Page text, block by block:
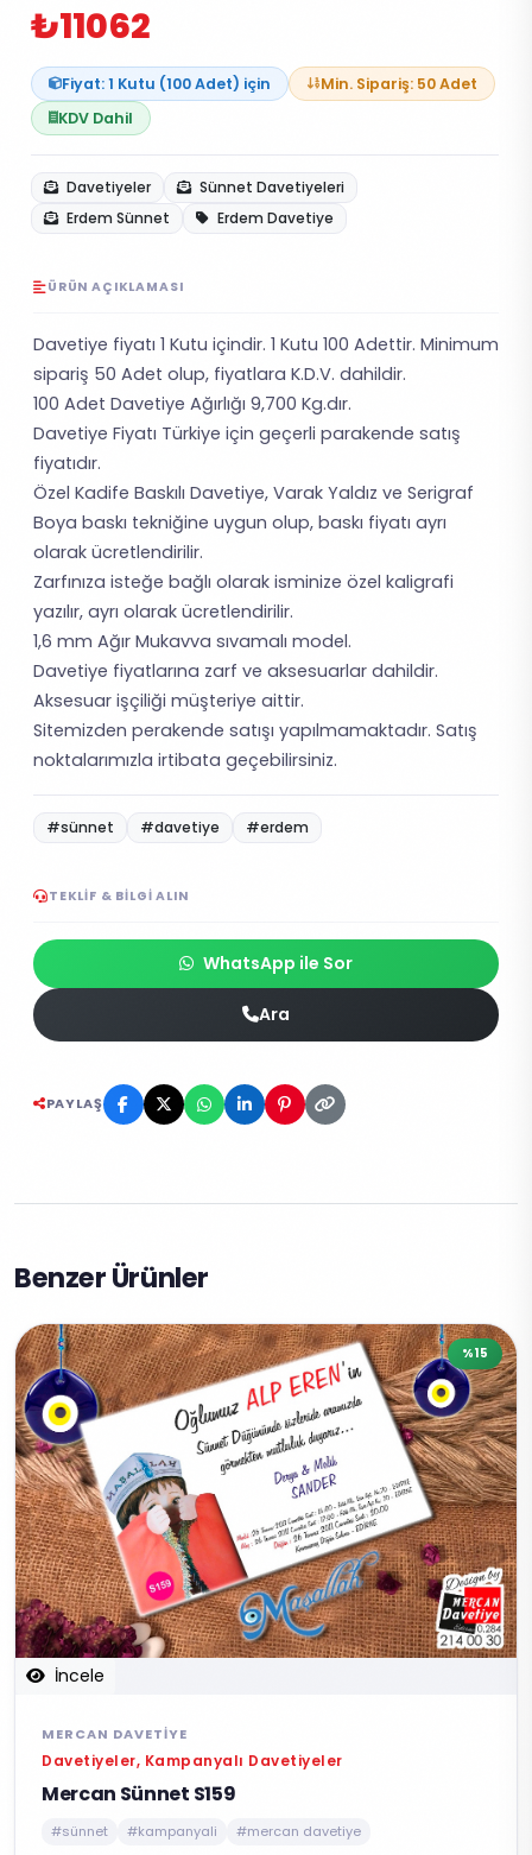
₺11062
Fiyat: 1 Kutu (100 Adet) için
Min. Sipariş: 50 Adet
KDV Dahil
Davetiyeler
Sünnet Davetiyeleri
Erdem Sünnet
Erdem Davetiye
ÜRÜN AÇIKLAMASI
Davetiye fiyatı 1 Kutu içindir. 1 Kutu 100 Adettir. Minimum
sipariş 50 Adet olup, fiyatlara K.D.V. dahildir.
100 Adet Davetiye Ağırlığı 9,700 Kg.dır.
Davetiye Fiyatı Türkiye için geçerli parakende satış
fiyatıdır.
Özel Kadife Baskılı Davetiye, Varak Yaldız ve Serigraf
Boya baskı tekniğine uygun olup, baskı fiyatı ayrı
olarak ücretlendirilir.
Zarfınıza isteğe bağlı olarak isminize özel kaligrafi
yazılır, ayrı olarak ücretlendirilir.
1,6 mm Ağır Mukavva sıvamalı model.
Davetiye fiyatlarına zarf ve aksesuarlar dahildir.
Aksesuar işçiliği müşteriye aittir.
Sitemizden perakende satışı yapılmamaktadır. Satış
noktalarımızla irtibata geçebilirsiniz.
#sünnet #davetiye #erdem
TEKLIF & BILGI ALIN
WhatsApp ile Sor
Ara
PAYLAŞ
Benzer Ürünler
İncele
%15
MERCAN DAVETIYE
Davetiyeler, Kampanyalı Davetiyeler
Mercan Sünnet S159
#sünnet #kampanyali #mercan davetiye